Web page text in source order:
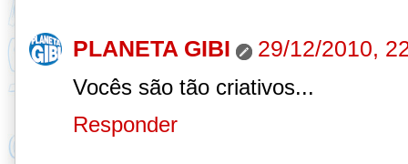
PLANETA GIBI 29/12/2010,
Vocês são tão criativos...
Responder